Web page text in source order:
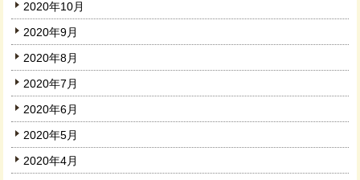
2020年10月
2020年9月
2020年8月
2020年7月
2020年6月
2020年5月
2020年4月